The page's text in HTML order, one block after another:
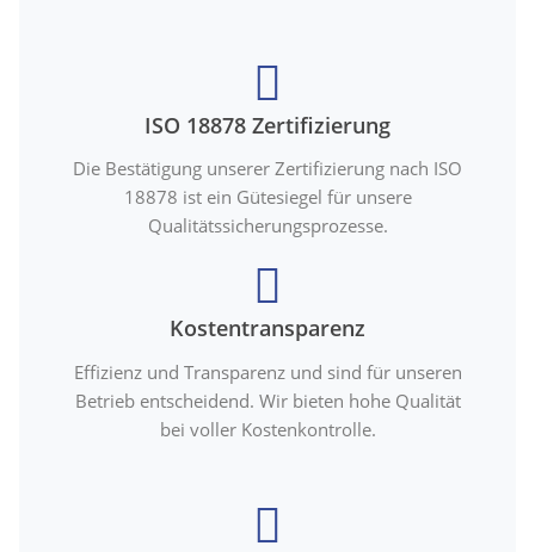
ISO 18878 Zertifizierung
Die Bestätigung unserer Zertifizierung nach ISO
18878 ist ein Gütesiegel für unsere
Qualitätssicherungsprozesse.
Kostentransparenz
Effizienz und Transparenz und sind für unseren
Betrieb entscheidend. Wir bieten hohe Qualität
bei voller Kostenkontrolle.